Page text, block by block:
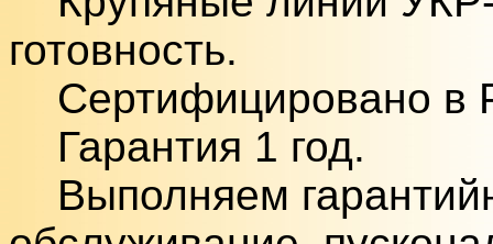
готовность.
Сертифицировано в
Гарантия 1 год.
Выполняем